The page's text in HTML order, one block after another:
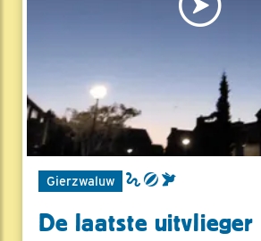
Gierzwaluw
De laatste uitvlieger